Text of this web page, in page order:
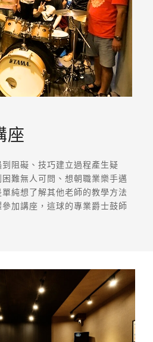
座
阻礙、技巧建立過程產生疑
難無人可問、想朝職業樂手邁
純想了解其他老師的教學方法
加講座，這球的專業爵士鼓師